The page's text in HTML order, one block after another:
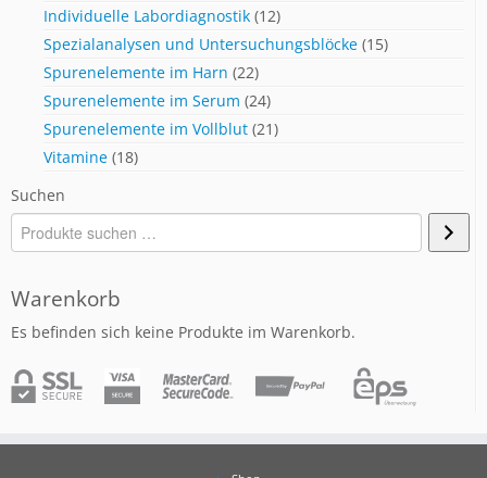
Individuelle Labordiagnostik (12)
Spezialanalysen und Untersuchungsblöcke (15)
Spurenelemente im Harn (22)
Spurenelemente im Serum (24)
Spurenelemente im Vollblut (21)
Vitamine (18)
Suchen
Warenkorb
Es befinden sich keine Produkte im Warenkorb.